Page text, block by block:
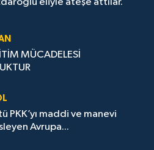
MÜCADELESİ
PKK’yı maddi ve manevi
Avrupa...